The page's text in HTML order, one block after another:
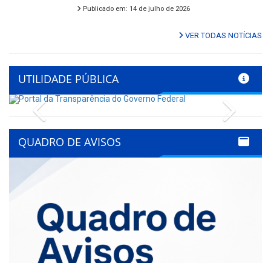
Publicado em: 14 de julho de 2026
VER TODAS NOTÍCIAS
UTILIDADE PÚBLICA
Previous
QUADRO DE AVISOS